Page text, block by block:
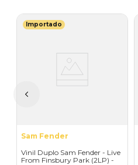
Importado
Sam Fender
Vinil Duplo Sam Fender - Live
From Finsbury Park (2LP) -